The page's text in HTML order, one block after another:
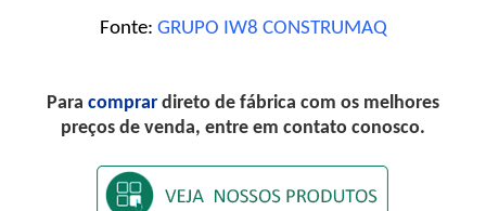
Fonte: GRUPO IW8 CONSTRUMAQ
Para comprar direto de fábrica com os melhores
preços de venda, entre em contato conosco.